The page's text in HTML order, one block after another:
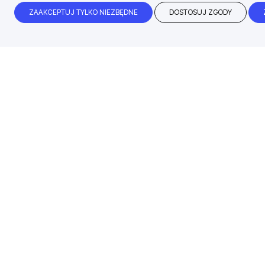
ZAAKCEPTUJ TYLKO NIEZBĘDNE DOSTOSUJ ZGODY